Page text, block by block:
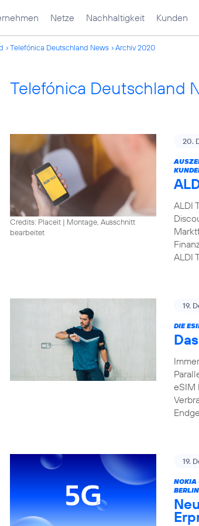
Netze Nachhaltigkeit Kunden
Telefónica Deutschland News Archiv 2020
Telefónica Deutschland
Credits: Placeit | Montage, Ausschnitt
bearbeitet
20.
ALDI
ALDI
19.
DIE
eSIM
19.
NOKIA